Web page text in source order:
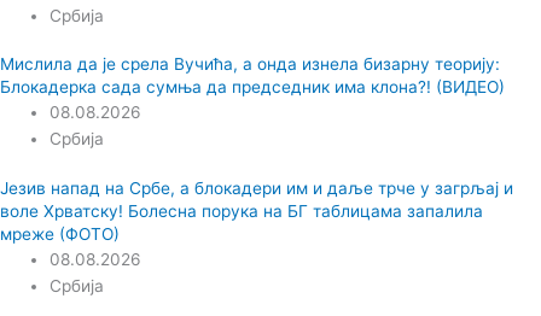
Србија
Мислила да је срела Вучића, а онда изнела бизарну теорију:
Блокадерка сада сумња да председник има клона?! (ВИДЕО)
08.08.2026
Србија
Језив напад на Србе, а блокадери им и даље трче у загрљај и
воле Хрватску! Болесна порука на БГ таблицама запалила
мреже (ФОТО)
08.08.2026
Србија